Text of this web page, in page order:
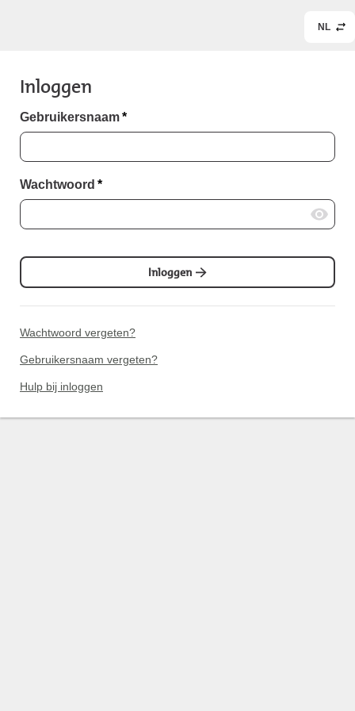
NL
Inloggen
Gebruikersnaam*
Wachtwoord *
Inloggen
Wachtwoord vergeten?
Gebruikersnaam vergeten?
Hulp bij inloggen